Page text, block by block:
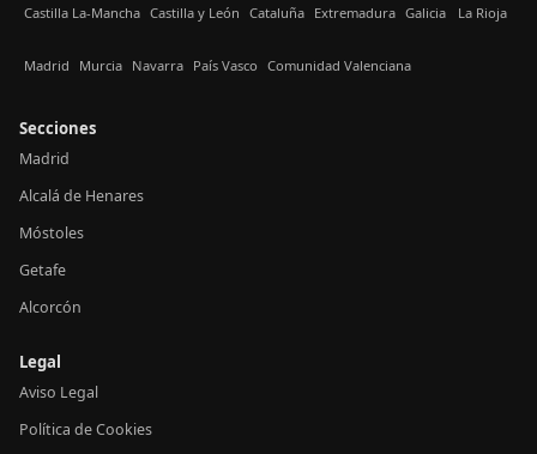
Castilla La-Mancha Castilla y León Cataluña Extremadura Galicia La Rioja
Madrid Murcia Navarra País Vasco Comunidad Valenciana
Secciones
Madrid
Alcalá de Henares
Móstoles
Getafe
Alcorcón
Legal
Aviso Legal
Política de Cookies